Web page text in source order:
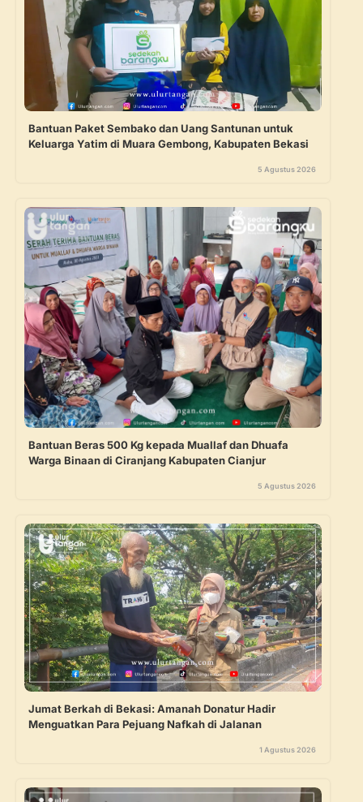
Bantuan Paket Sembako dan Uang Santunan untuk
Keluarga Yatim di Muara Gembong, Kabupaten Bekasi
5 Agustus 2026
Bantuan Beras 500 Kg kepada Muallaf dan Dhuafa
Warga Binaan di Ciranjang Kabupaten Cianjur
5 Agustus 2026
Jumat Berkah di Bekasi: Amanah Donatur Hadir
Menguatkan Para Pejuang Nafkah di Jalanan
1 Agustus 2026